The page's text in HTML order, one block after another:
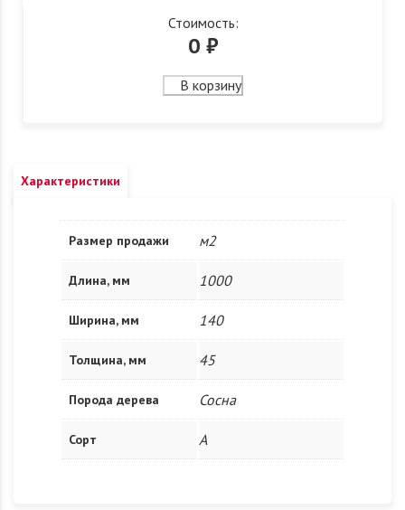
Стоимость:
0 ₽
В корзину
Характеристики
Размер продажи м2
Длина, мм 1000
Ширина, мм 140
Толщина, мм 45
Порода дерева Сосна
Сорт A